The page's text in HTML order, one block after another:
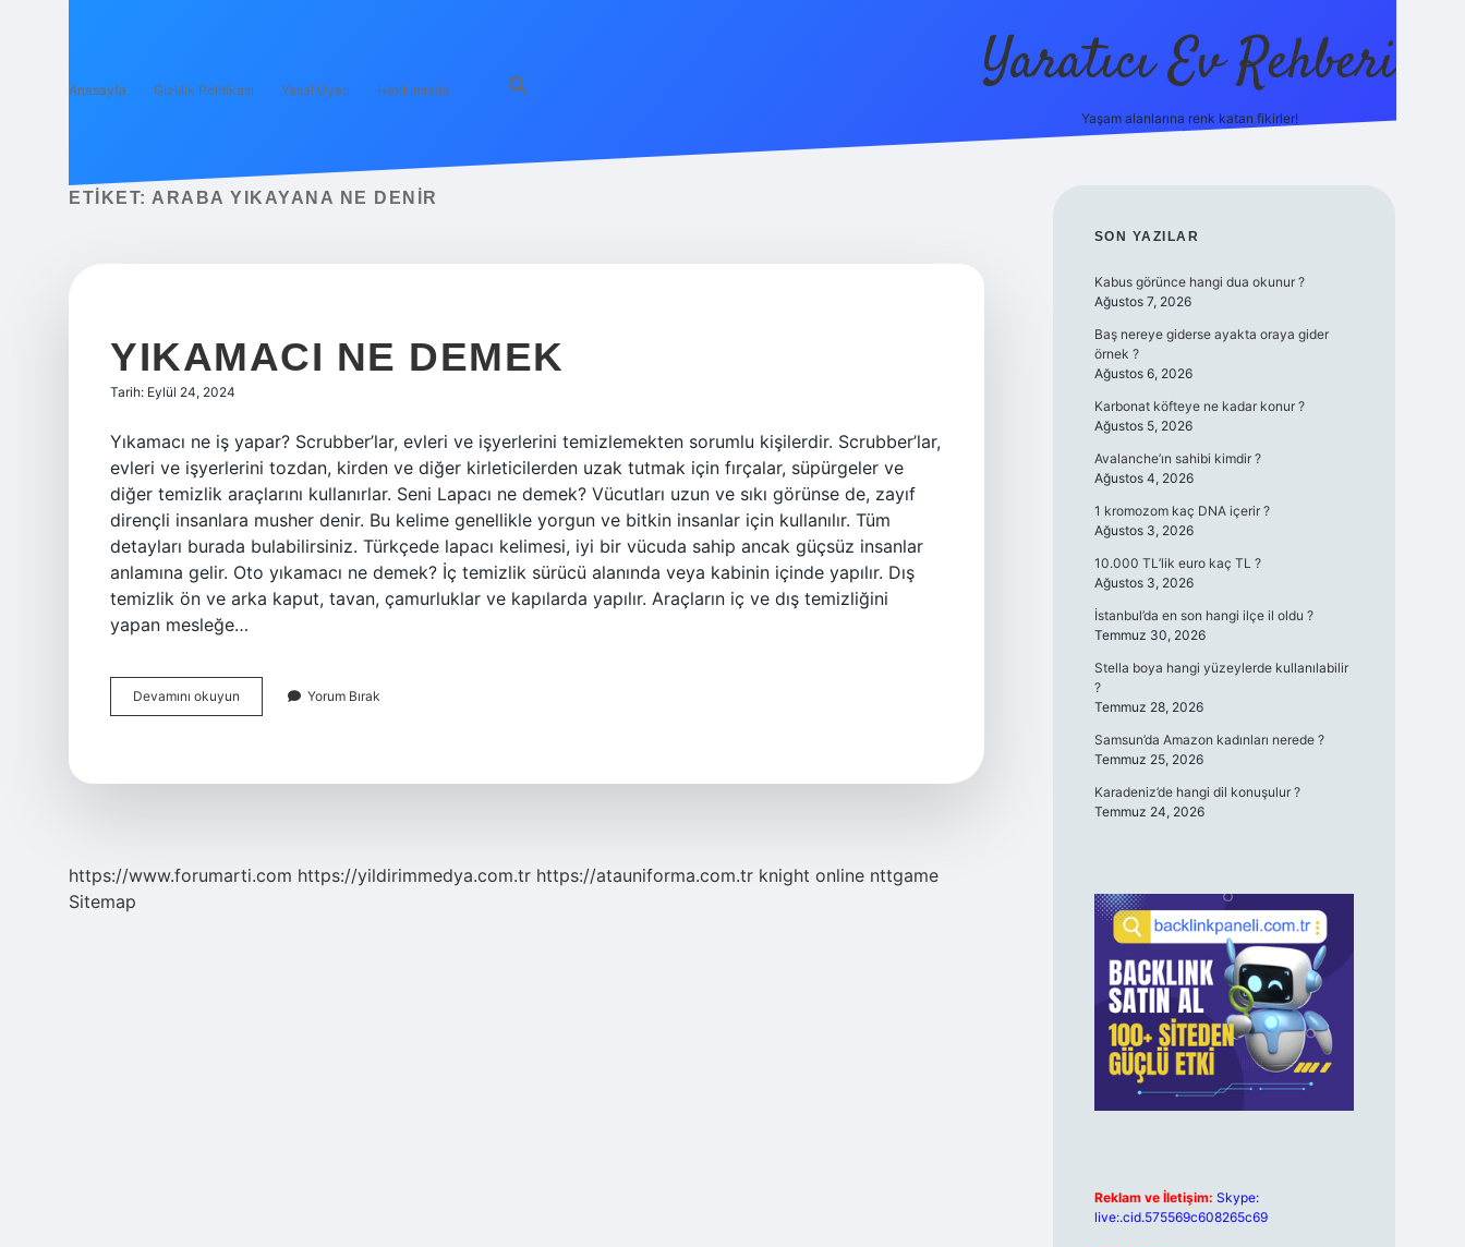
Anasayfa Gizlilik Politikası Yasal Uyarı Hakkımızda Yaratıcı Ev Rehberi
Yaşam alanlarına renk katan fikirler!
ETIKET: ARABA YIKAYANA NE DENIR
YIKAMACI NE DEMEK
Tarih: Eylül 24, 2024
Yıkamacı ne iş yapar? Scrubber’lar, evleri ve işyerlerini temizlemekten sorumlu kişilerdir. Scrubber’lar,
evleri ve işyerlerini tozdan, kirden ve diğer kirleticilerden uzak tutmak için fırçalar, süpürgeler ve
diğer temizlik araçlarını kullanırlar. Seni Lapacı ne demek? Vücutları uzun ve sıkı görünse de, zayıf
dirençli insanlara musher denir. Bu kelime genellikle yorgun ve bitkin insanlar için kullanılır. Tüm
detayları burada bulabilirsiniz. Türkçede lapacı kelimesi, iyi bir vücuda sahip ancak güçsüz insanlar
anlamına gelir. Oto yıkamacı ne demek? İç temizlik sürücü alanında veya kabinin içinde yapılır. Dış
temizlik ön ve arka kaput, tavan, çamurluklar ve kapılarda yapılır. Araçların iç ve dış temizliğini
yapan mesleğe…
Devamını okuyun Yıkamacı
Ne
Yorum Bırak
https://www.forumarti.com https://yildirimmedya.com.tr https://atauniforma.com.tr knight online nttgame
Sitemap
SIDEBAR
SON YAZILAR
Kabus görünce hangi dua okunur ?
Ağustos 7, 2026
Baş nereye giderse ayakta oraya gider
örnek ?
Ağustos 6, 2026
Karbonat köfteye ne kadar konur ?
Ağustos 5, 2026
Avalanche’ın sahibi kimdir ?
Ağustos 4, 2026
1 kromozom kaç DNA içerir ?
Ağustos 3, 2026
10.000 TL’lik euro kaç TL ?
Ağustos 3, 2026
İstanbul’da en son hangi ilçe il oldu ?
Temmuz 30, 2026
Stella boya hangi yüzeylerde kullanılabilir
?
Temmuz 28, 2026
Samsun’da Amazon kadınları nerede ?
Temmuz 25, 2026
Karadeniz’de hangi dil konuşulur ?
Temmuz 24, 2026
Reklam ve İletişim: Skype:
live:.cid.575569c608265c69